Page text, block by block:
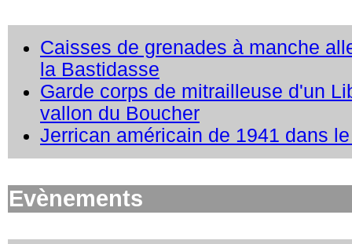
Caisses de grenades à manche
la Bastidasse
Garde corps de mitrailleuse d'un
vallon du Boucher
Jerrican américain de 1941 dans
Evènements